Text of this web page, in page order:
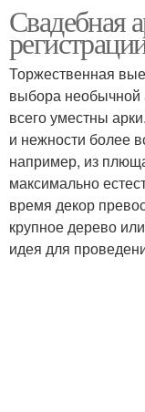
Сны на
Свадебные
Свадебная
Торжественная
выбора необычной
всего уместны
и нежности более
например, из
максимально
время декор
крупное дерево
идея для